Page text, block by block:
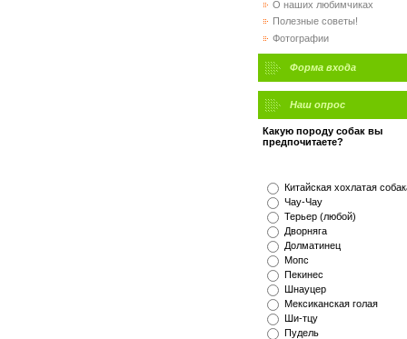
О наших любимчиках
Полезные советы!
Фотографии
Форма входа
Наш опрос
Какую породу собак вы
предпочитаете?
Китайская хохлатая
Чау-Чау
Терьер (любой)
Дворняга
Долматинец
Мопс
Пекинес
Шнауцер
Мексиканская голая
Ши-тцу
Пудель